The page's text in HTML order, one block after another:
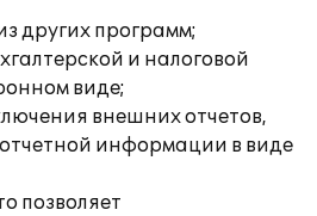
других программ;
и налоговой
виде;
внешних отчетов,
информации в виде
позволяет